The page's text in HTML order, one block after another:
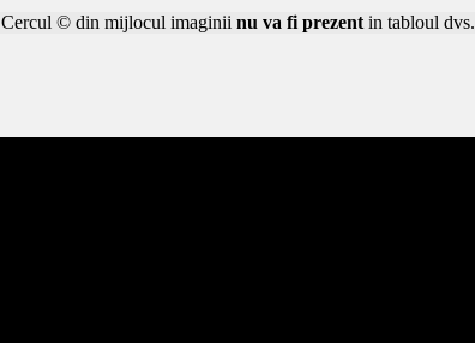
Cercul © din mijlocul imaginii nu va fi prezentin tabloul dvs.